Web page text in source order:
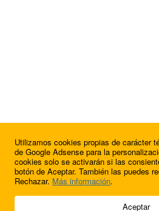
© 2009 - 2026 Soluciones Corporativas IP, SL.
Utilizamos cookies propias de carácter
de Google Adsense para la
cookies solo se activarán si las
botón de Aceptar. También las puedes
Rechazar. Más información.
Aceptar